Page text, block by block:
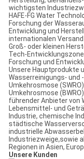
wichtigsten
HAFE-FG Water
Forschung der
Entwicklung und
internationalen
Groß- oder kleinen
Tech-
Forschung und
Unsere Hauptprodukte
Wasserreinigungs- und
Umkehrosmose
Umkehrosmose
führender Anbieter von
Lebensmittel- und
Industrie, chemische
städtische
industrielle
Industriezweige,sowie
Regionen in Asien,
Unsere Kunden